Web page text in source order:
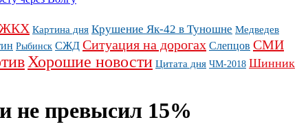
Картина дня Крушение Як-42 в Туношне Медведев
Рыбинск СЖД Ситуация на дорогах Слепцов СМИ
Хорошие новости Цитата дня ЧМ-2018 Шинник
не превысил 15%